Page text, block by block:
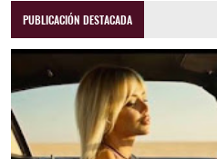
PUBLICACIÓN DESTACADA